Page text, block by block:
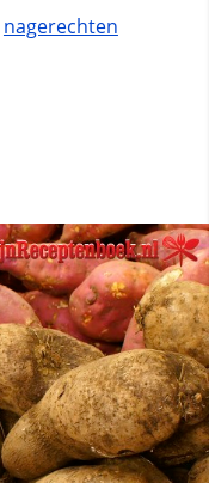
nagerechten